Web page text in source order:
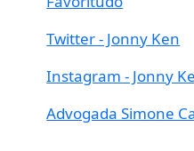
Twitter - Jonny Ken
Instagram - Jonny
Advogada Simone